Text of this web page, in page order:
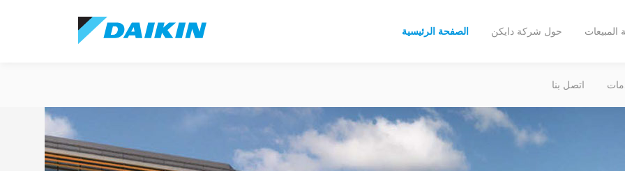
الصفحة الرئيسية حول شركة دايكن المبيعات
اتصل بنا